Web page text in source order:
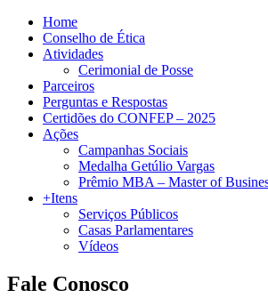
Home
Conselho de Ética
Atividades
Cerimonial de Posse
Parceiros
Perguntas e Respostas
Certidões do CONFEP – 2025
Ações
Campanhas Sociais
Medalha Getúlio Vargas
Prêmio MBA – Master of
+Itens
Serviços Públicos
Casas Parlamentares
Vídeos
Fale Conosco